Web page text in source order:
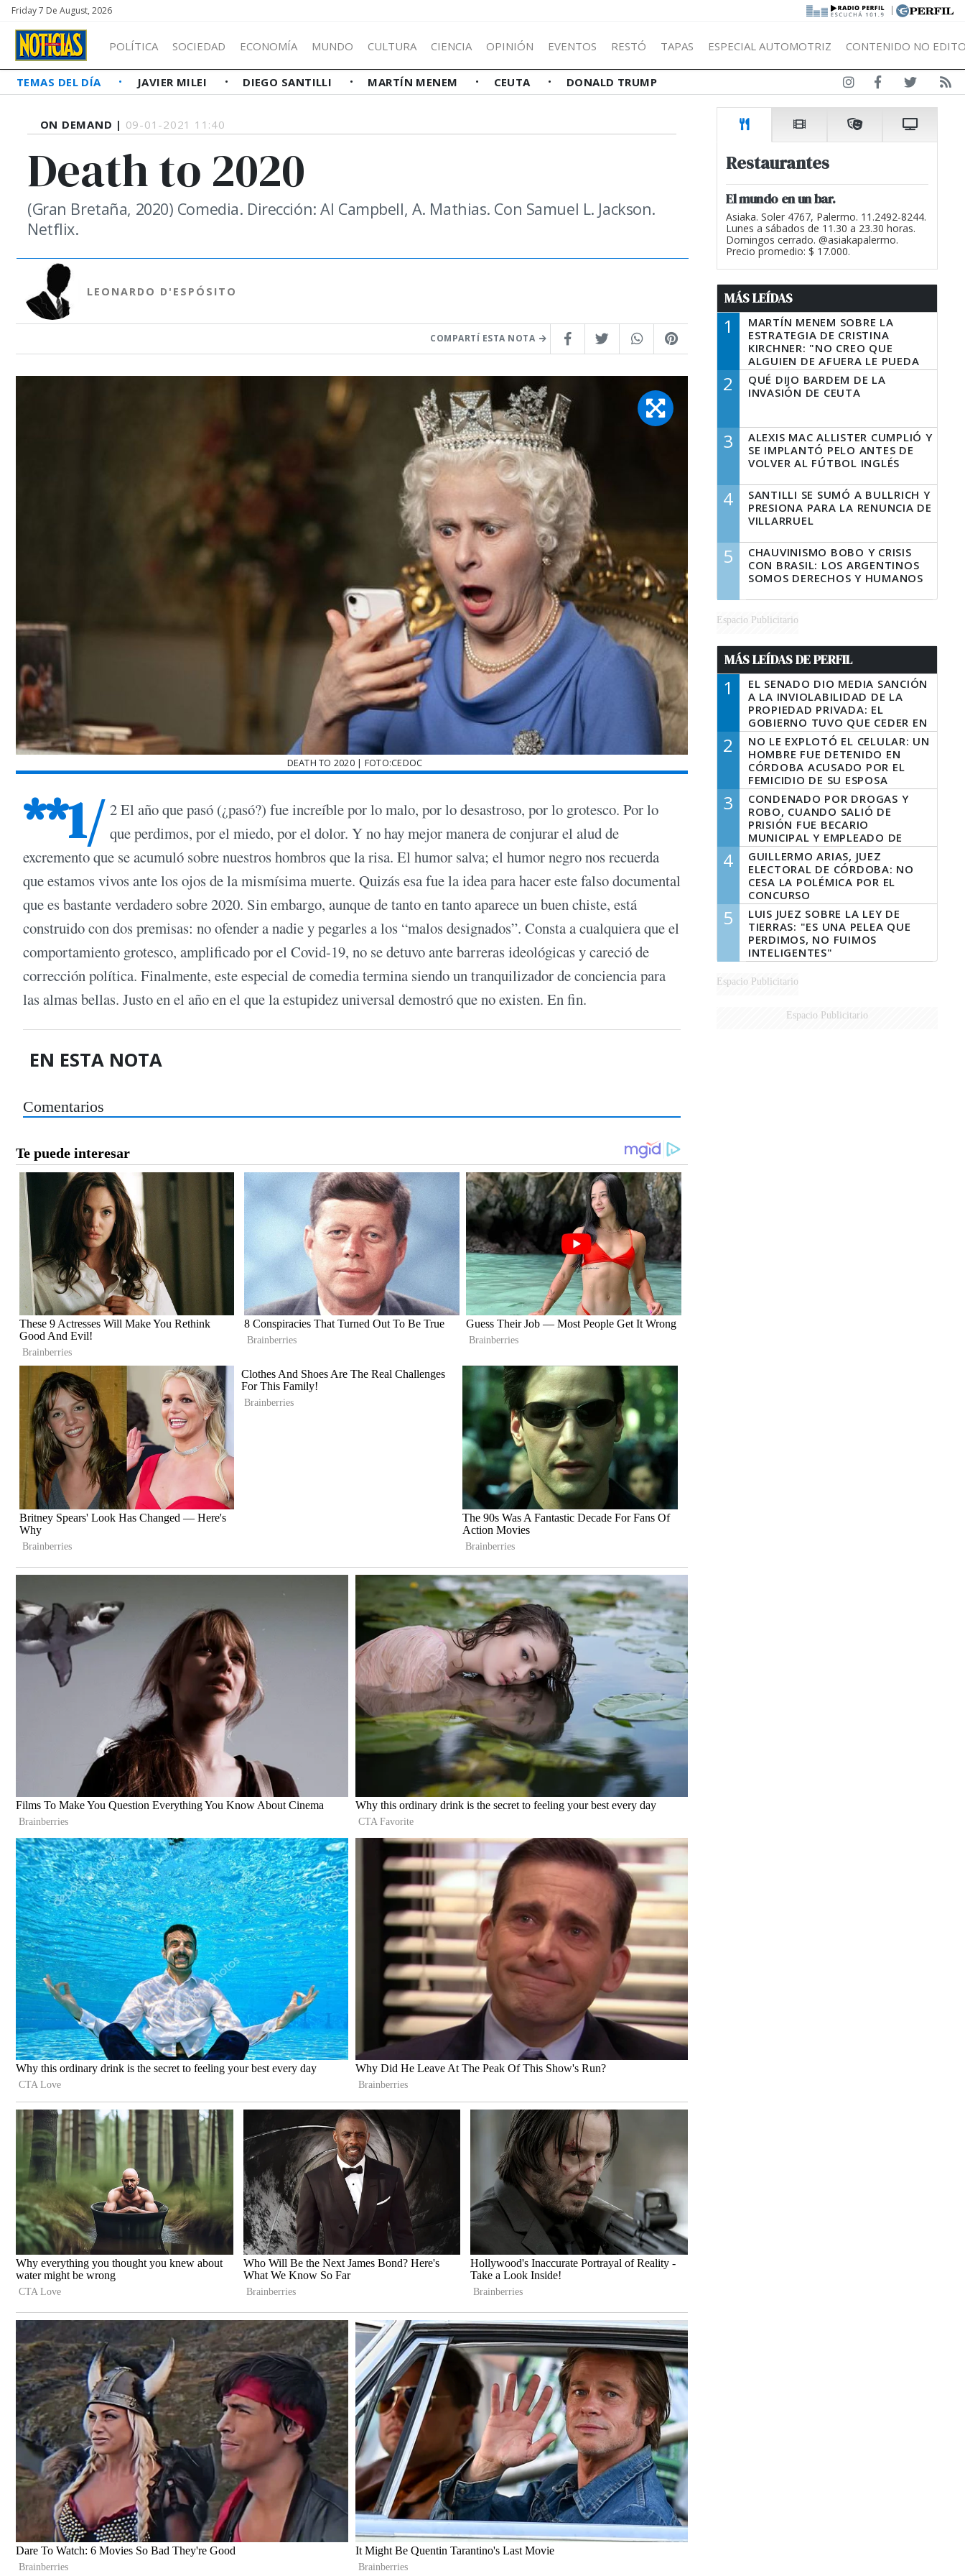
Friday 7 De August, 2026 |
POLÍTICA SOCIEDAD ECONOMÍA MUNDO CULTURA CIENCIA OPINIÓN EVENTOS RESTÓ TAPAS ESPECIAL AUTOMOTRIZ CONTENIDO NO
TEMAS DEL DÍA JAVIER MILEI DIEGO SANTILLI MARTÍN MENEM CEUTA DONALD TRUMP
ON DEMAND | 09-01-2021 11:40
Death to 2020
(Gran Bretaña, 2020) Comedia. Dirección: Al Campbell, A. Mathias. Con Samuel L. Jackson.
Netflix.
LEONARDO D'ESPÓSITO
COMPARTÍ ESTA NOTA
DEATH TO 2020 | FOTO:CEDOC
**1/ 2 El año que pasó (¿pasó?) fue increíble por lo malo, por lo desastroso, por lo grotesco. Por lo
que perdimos, por el miedo, por el dolor. Y no hay mejor manera de conjurar el alud de
excremento que se acumuló sobre nuestros hombros que la risa. El humor salva; el humor negro nos recuerda
que estamos vivos ante los ojos de la mismísima muerte. Quizás esa fue la idea para hacer este falso documental
que es bastante verdadero sobre 2020. Sin embargo, aunque de tanto en tanto aparece un buen chiste, está
construido con dos premisas: no ofender a nadie y pegarles a los “malos designados”. Consta a cualquiera que el
comportamiento grotesco, amplificado por el Covid-19, no se detuvo ante barreras ideológicas y careció de
corrección política. Finalmente, este especial de comedia termina siendo un tranquilizador de conciencia para
las almas bellas. Justo en el año en el que la estupidez universal demostró que no existen. En fin.
EN ESTA NOTA
Comentarios
Restaurantes
El mundo en un bar.
Asiaka. Soler 4767, Palermo. 11.2492-8244.
Lunes a sábados de 11.30 a 23.30 horas.
Domingos cerrado. @asiakapalermo.
Precio promedio: $ 17.000.
MÁS LEÍDAS
1
MARTÍN MENEM SOBRE LA
ESTRATEGIA DE CRISTINA
KIRCHNER: "NO CREO QUE
ALGUIEN DE AFUERA LE PUEDA
DECIR A LA JUSTICIA LO QUE
TIENE QUE HACER"
2
QUÉ DIJO BARDEM DE LA
INVASIÓN DE CEUTA
3
ALEXIS MAC ALLISTER CUMPLIÓ Y
SE IMPLANTÓ PELO ANTES DE
VOLVER AL FÚTBOL INGLÉS
4
SANTILLI SE SUMÓ A BULLRICH Y
PRESIONA PARA LA RENUNCIA DE
VILLARRUEL
5
CHAUVINISMO BOBO Y CRISIS
CON BRASIL: LOS ARGENTINOS
SOMOS DERECHOS Y HUMANOS
Espacio Publicitario
MÁS LEÍDAS DE PERFIL
1
EL SENADO DIO MEDIA SANCIÓN
A LA INVIOLABILIDAD DE LA
PROPIEDAD PRIVADA: EL
GOBIERNO TUVO QUE CEDER EN
LA LEY DEL MANEJO DEL FUEGO
2
NO LE EXPLOTÓ EL CELULAR: UN
HOMBRE FUE DETENIDO EN
CÓRDOBA ACUSADO POR EL
FEMICIDIO DE SU ESPOSA
3
CONDENADO POR DROGAS Y
ROBO, CUANDO SALIÓ DE
PRISIÓN FUE BECARIO
MUNICIPAL Y EMPLEADO DE
SENAF
4
GUILLERMO ARIAS, JUEZ
ELECTORAL DE CÓRDOBA: NO
CESA LA POLÉMICA POR EL
CONCURSO
5
LUIS JUEZ SOBRE LA LEY DE
TIERRAS: "ES UNA PELEA QUE
PERDIMOS, NO FUIMOS
INTELIGENTES"
Espacio Publicitario
Espacio Publicitario